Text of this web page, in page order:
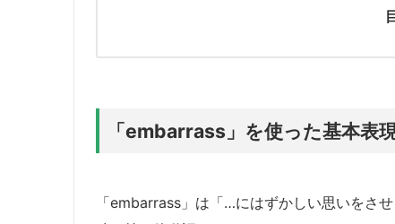
「embarrass」を使った基本表
「embarrass」は「…にはずかしい思いをさ